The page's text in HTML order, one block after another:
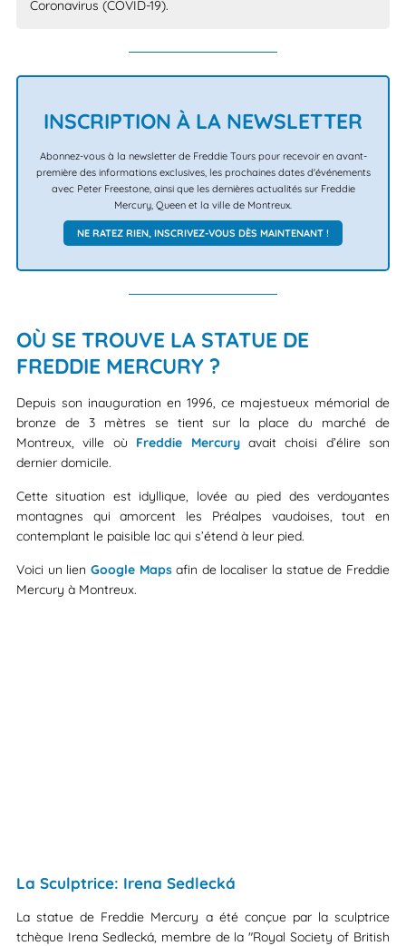
Coronavirus (COVID-19).
INSCRIPTION À LA NEWSLETTER
Abonnez-vous à la newsletter de Freddie Tours pour recevoir en avant-
première des informations exclusives, les prochaines dates d'événements
avec Peter Freestone, ainsi que les dernières actualités sur Freddie
Mercury, Queen et la ville de Montreux.
NE RATEZ RIEN, INSCRIVEZ-VOUS DÈS MAINTENANT !
OÙ SE TROUVE LA STATUE DE
FREDDIE MERCURY ?
Depuis son inauguration en 1996, ce majestueux mémorial de
bronze de 3 mètres se tient sur la place du marché de
Montreux, ville où Freddie Mercuryavait choisi d’élire son
dernier domicile.
Cette situation est idyllique, lovée au pied des verdoyantes
montagnes qui amorcent les Préalpes vaudoises, tout en
contemplant le paisible lac qui s’étend à leur pied.
Voici un lien Google Mapsafin de localiser la statue de Freddie
Mercury à Montreux.
La Sculptrice: Irena Sedlecká
La statue de Freddie Mercury a été conçue par la sculptrice
tchèque Irena Sedlecká, membre de la "Royal Society of British